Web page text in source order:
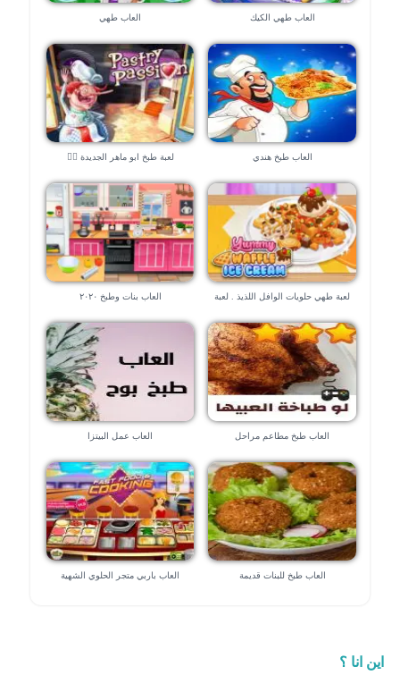
العاب طهي الكيك العاب طهي
العاب طبخ هندي لعبة طبخ ابو ماهر الجديدة 👱‍♀️
لعبة طهي حلويات الوافل اللذيذ . لعبة
العاب بنات وطبخ ٢٠٢٠
العاب طبخ مطاعم مراحل العاب عمل البيتزا
العاب طبخ للبنات قديمة العاب باربي متجر الحلوي الشهية
اين انا ؟